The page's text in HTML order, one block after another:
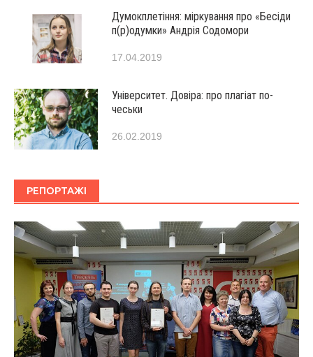
Думокплетіння: міркування про «Бесіди
п(р)одумки» Андрія Содомори
17.04.2019
Університет. Довіра: про плагіат по-
чеськи
26.02.2019
РЕПОРТАЖІ